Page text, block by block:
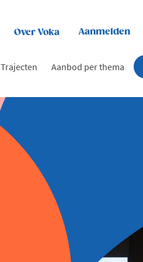
Over Voka Aanmelden
Trajecten Aanbod per thema